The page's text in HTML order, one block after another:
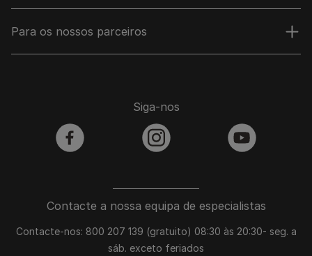
Para os nossos parceiros
Contacte a nossa equipa de especialistas
Contacte-nos: 800 207 139 (gratuito) 08:30 às 20:30- seg. a
sáb. exceto feriados
Siga-nos
facebook instagram youtube